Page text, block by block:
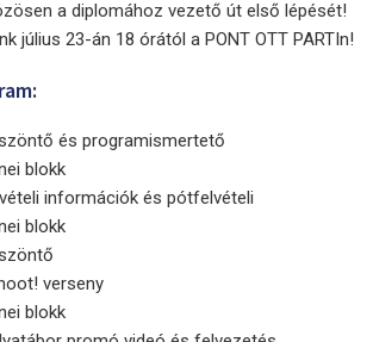
a diplomához vezető út első lépését!
július 23-án 18 órától a PONT OTT PARTIn!
és programismertető
blokk
információk és pótfelvételi
blokk
verseny
blokk